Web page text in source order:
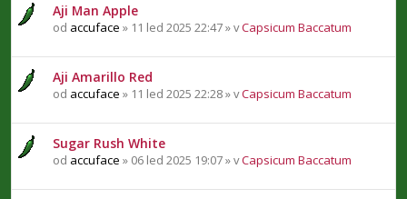
Aji Man Apple
od accuface » 11 led 2025 22:47 » vCapsicum Baccatum
Aji Amarillo Red
od accuface » 11 led 2025 22:28 » vCapsicum Baccatum
Sugar Rush White
od accuface » 06 led 2025 19:07 » vCapsicum Baccatum